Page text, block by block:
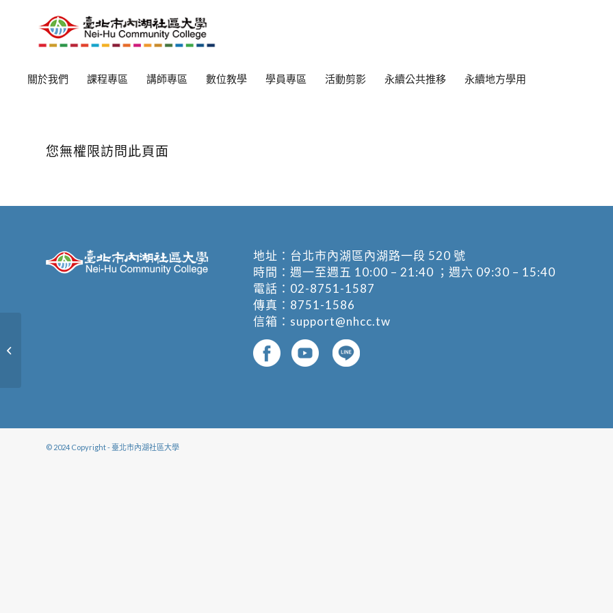
關於我們 課程專區 講師專區 數位教學 學員專區 活動剪影 永續公共推移 永續地方學用
您無權限訪問此頁面
地址： 台北市內湖區內湖路一段 520 號
時間：週一至週五 10:00 – 21:40 ；週六 09:30 – 15:40
電話： 02-8751-1587
傳真：8751-1586
信箱： support@nhcc.tw
© 2024 Copyright - 臺北市內湖社區大學